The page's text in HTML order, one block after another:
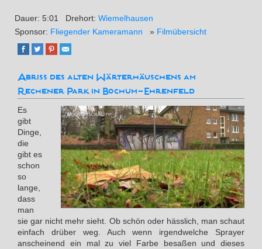
Dauer: 5:01 Drehort: Wiemelhausen
Sponsor: Fliegender Kameramann » Filmübersicht
Abriss des alten Wärterhäuschens am
Rechener Park in Bochum-Ehrenfeld
Es
gibt
Dinge,
die
gibt es
schon
so
lange,
dass
man
sie gar nicht mehr sieht. Ob schön oder hässlich, man schaut
einfach drüber weg. Auch wenn irgendwelche Sprayer
anscheinend ein mal zu viel Farbe besaßen und dieses